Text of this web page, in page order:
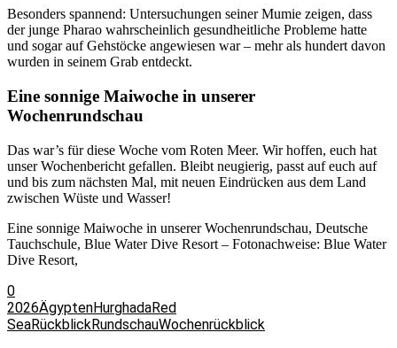
Besonders spannend: Untersuchungen seiner Mumie zeigen, dass
der junge Pharao wahrscheinlich gesundheitliche Probleme hatte
und sogar auf Gehstöcke angewiesen war – mehr als hundert davon
wurden in seinem Grab entdeckt.
Eine sonnige Maiwoche in unserer
Wochenrundschau
Das war’s für diese Woche vom Roten Meer. Wir hoffen, euch hat
unser Wochenbericht gefallen. Bleibt neugierig, passt auf euch auf
und bis zum nächsten Mal, mit neuen Eindrücken aus dem Land
zwischen Wüste und Wasser!
Eine sonnige Maiwoche in unserer Wochenrundschau, Deutsche
Tauchschule, Blue Water Dive Resort – Fotonachweise: Blue Water
Dive Resort,
0
2026ÄgyptenHurghadaRed
SeaRückblickRundschauWochenrückblick